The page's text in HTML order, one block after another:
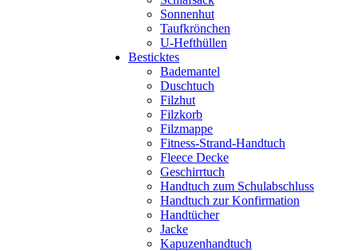
Sonnenhut
Taufkrönchen
U-Hefthüllen
Besticktes
Bademantel
Duschtuch
Filzhut
Filzkorb
Filzmappe
Fitness-Strand-Handtuch
Fleece Decke
Geschirrtuch
Handtuch zum Schulabschluss
Handtuch zur Konfirmation
Handtücher
Jacke
Kapuzenhandtuch